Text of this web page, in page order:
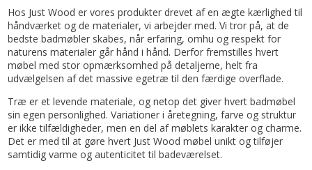
Hos Just Wood er vores produkter drevet af en ægte kærlighed til
håndværket og de materialer, vi arbejder med. Vi tror på, at de
bedste badmøbler skabes, når erfaring, omhu og respekt for
naturens materialer går hånd i hånd. Derfor fremstilles hvert
møbel med stor opmærksomhed på detaljerne, helt fra
udvælgelsen af det massive egetræ til den færdige overflade.
Træ er et levende materiale, og netop det giver hvert badmøbel
sin egen personlighed. Variationer i åretegning, farve og struktur
er ikke tilfældigheder, men en del af møblets karakter og charme.
Det er med til at gøre hvert Just Wood møbel unikt og tilføjer
samtidig varme og autenticitet til badeværelset.